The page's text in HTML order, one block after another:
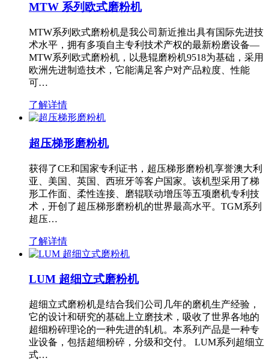
MTW 系列欧式磨粉机
MTW系列欧式磨粉机是我公司新近推出具有国际先进技
术水平，拥有多项自主专利技术产权的最新粉磨设备—
MTW系列欧式磨粉机，以悬辊磨粉机9518为基础，采用
欧洲先进制造技术，它能满足客户对产品粒度、性能
可…
了解详情
超压梯形磨粉机
获得了CE和国家专利证书，超压梯形磨粉机享誉澳大利
亚、美国、英国、西班牙等客户国家。该机型采用了梯
形工作面、柔性连接、磨辊联动增压等五项磨机专利技
术，开创了超压梯形磨粉机的世界最高水平。TGM系列
超压…
了解详情
LUM 超细立式磨粉机
超细立式磨粉机是结合我们公司几年的磨机生产经验，
它的设计和研究的基础上立磨技术，吸收了世界各地的
超细粉碎理论的一种先进的轧机。本系列产品是一种专
业设备，包括超细粉碎，分级和交付。 LUM系列超细立
式…